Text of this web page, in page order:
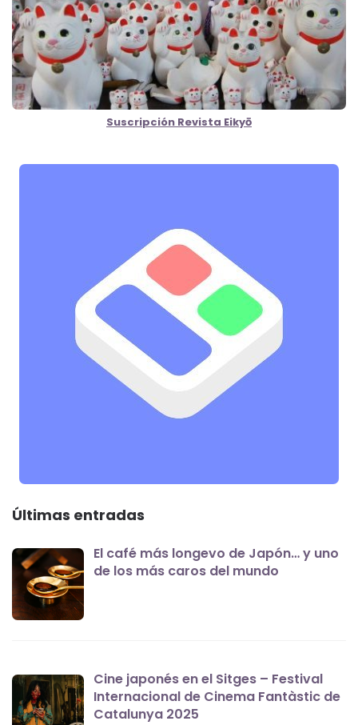
Suscripción Revista Eikyō
Últimas entradas
El café más longevo de Japón… y uno
de los más caros del mundo
Cine japonés en el Sitges – Festival
Internacional de Cinema Fantàstic de
Catalunya 2025